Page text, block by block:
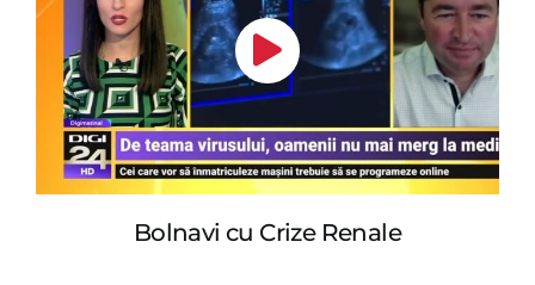
Bolnavi cu Crize Renale